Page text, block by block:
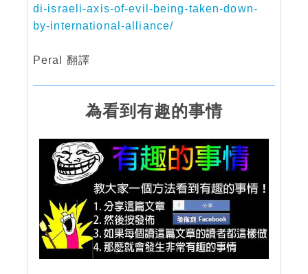
di-israeli-axis-of-evil-being-taken-down-
by-international-alliance/
Peral 翻譯
為看到有趣的事情